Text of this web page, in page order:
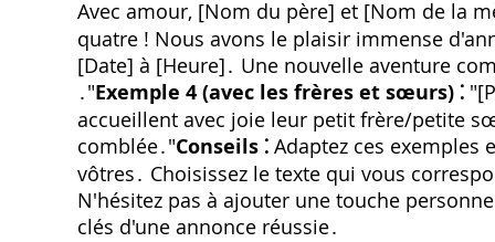
Avec amour, [Nom du père] et [Nom de la
quatre ! Nous avons le plaisir immense
[Date] à [Heure]․ Une nouvelle aventure
․"Exemple 4 (avec les frères et sœurs) ⁚
accueillent avec joie leur petit frère/petite
comblée․"Conseils ⁚ Adaptez ces exemples
vôtres․ Choisissez le texte qui vous
N'hésitez pas à ajouter une touche
clés d'une annonce réussie․